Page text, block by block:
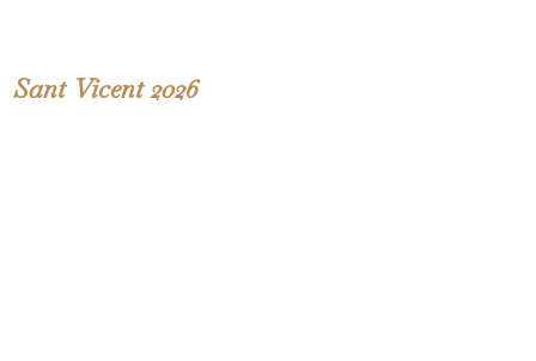
Sant Vicent 2026